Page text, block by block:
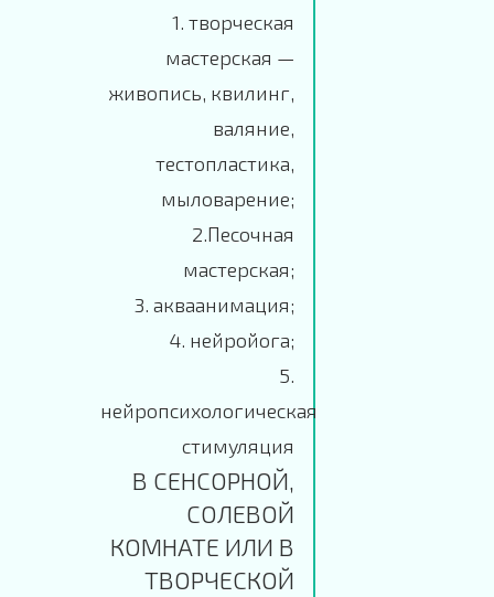
1. творческая
мастерская —
живопись, квилинг,
валяние,
тестопластика,
мыловарение;
2.Песочная
мастерская;
3. акваанимация;
4. нейройога;
5.
нейропсихологическая
стимуляция
В СЕНСОРНОЙ,
СОЛЕВОЙ
КОМНАТЕ ИЛИ В
ТВОРЧЕСКОЙ